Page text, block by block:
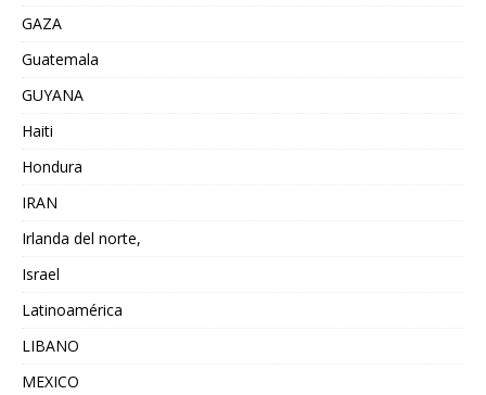
GAZA
Guatemala
GUYANA
Haiti
Hondura
IRAN
Irlanda del norte,
Israel
Latinoamérica
LIBANO
MEXICO